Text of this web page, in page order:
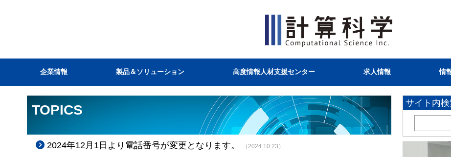
企業情報 製品＆ソリューション 高度情報人材支援センター 求人情報 情
TOPICS
2024年12月1日より電話番号が変更となります。 （2024.10.23）
サイト内検